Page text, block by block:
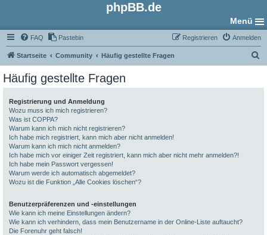
phpBB.de
Menü
FAQ Pastebin Anmelden
Registrieren
Startseite Community Häufig gestellte Fragen
Häufig gestellte Fragen
Registrierung und Anmeldung
Wozu muss ich mich registrieren?
Was ist COPPA?
Warum kann ich mich nicht registrieren?
Ich habe mich registriert, kann mich aber nicht anmelden!
Warum kann ich mich nicht anmelden?
Ich habe mich vor einiger Zeit registriert, kann mich aber nicht mehr anmelden?!
Ich habe mein Passwort vergessen!
Warum werde ich automatisch abgemeldet?
Wozu ist die Funktion „Alle Cookies löschen“?
Benutzerpräferenzen und -einstellungen
Wie kann ich meine Einstellungen ändern?
Wie kann ich verhindern, dass mein Benutzername in der Online-Liste auftaucht?
Die Forenuhr geht falsch!